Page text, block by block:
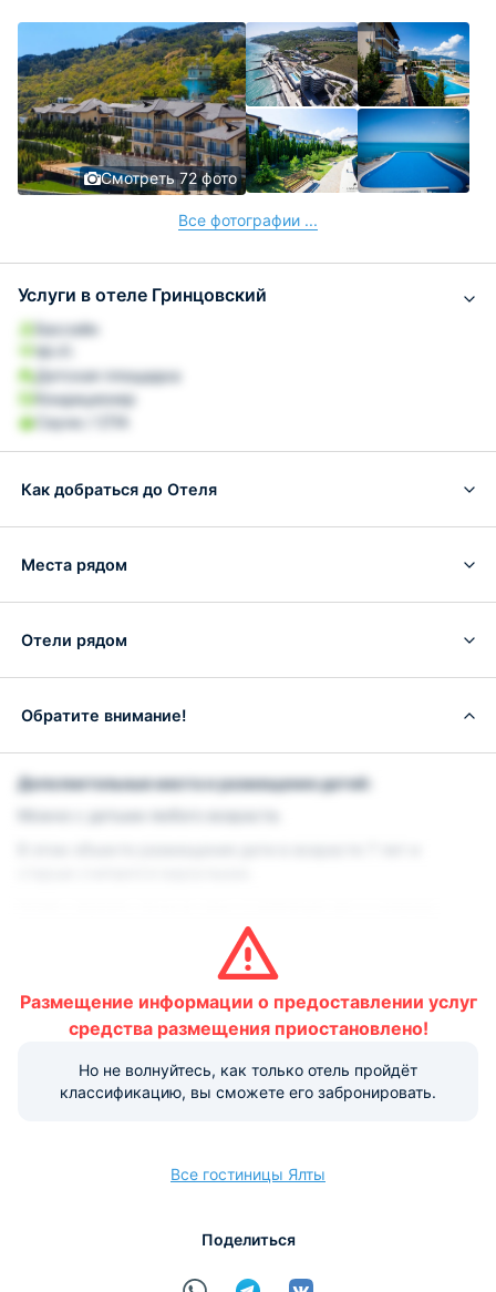
Смотреть 72 фото
Все фотографии ...
Услуги в отеле Гринцовский
Бассейн
Wi-Fi
Детская площадка
Кондиционер
Сауна / СПА
Как добраться до Отеля
Места рядом
Отели рядом
Обратите внимание!
Дополнительные места и размещение детей:
Можно с детьми любого возраста.
мест, при поиске укажите количество детей в вашей
От 0 до 2 лет
кроватке ( по запросу)
БЕСПЛАТНО
Могут спать без предоставления дополнительного
Размещение информации о предоставлении услуг
средства размещения приостановлено!
Но не волнуйтесь, как только отель пройдёт
классификацию, вы сможете его забронировать.
Все гостиницы Ялты
Поделиться